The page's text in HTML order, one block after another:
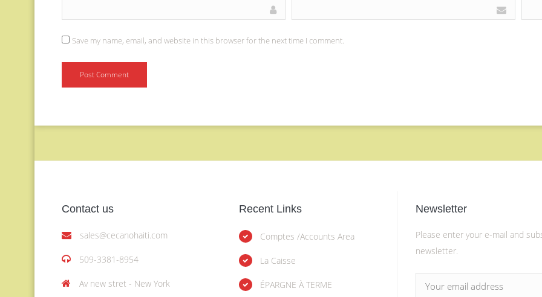
Save my name, email, and website in this browser for the next time I comment.
Contact us
sales@cecanohaiti.com
509-3381-8954
Av new stret - New York
Recent Links
Comptes /Accounts Area
La Caisse
ÉPARGNE À TERME
Newsletter
Please enter your e-mail and
newsletter.